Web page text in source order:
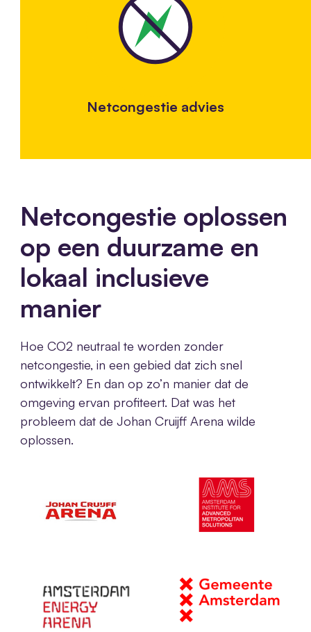
Netcongestie advies
Netcongestie oplossen
op een duurzame en
lokaal inclusieve
manier
Hoe CO2 neutraal te worden zonder
netcongestie, in een gebied dat zich snel
ontwikkelt? En dan op zo’n manier dat de
omgeving ervan profiteert. Dat was het
probleem dat de Johan Cruijff Arena wilde
oplossen.